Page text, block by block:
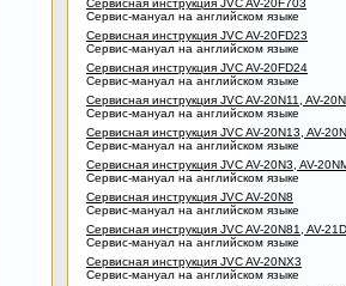
Сервисная инструкция JVC AV-20F703
Сервис-мануал на английском языке
Сервисная инструкция JVC AV-20FD23
Сервис-мануал на английском языке
Сервисная инструкция JVC AV-20FD24
Сервис-мануал на английском языке
Сервисная инструкция JVC AV-20N11, AV-
Сервис-мануал на английском языке
Сервисная инструкция JVC AV-20N13, AV-
Сервис-мануал на английском языке
Сервисная инструкция JVC AV-20N3, AV-
Сервис-мануал на английском языке
Сервисная инструкция JVC AV-20N8
Сервис-мануал на английском языке
Сервисная инструкция JVC AV-20N81, AV-
Сервис-мануал на английском языке
Сервисная инструкция JVC AV-20NX3
Сервис-мануал на английском языке